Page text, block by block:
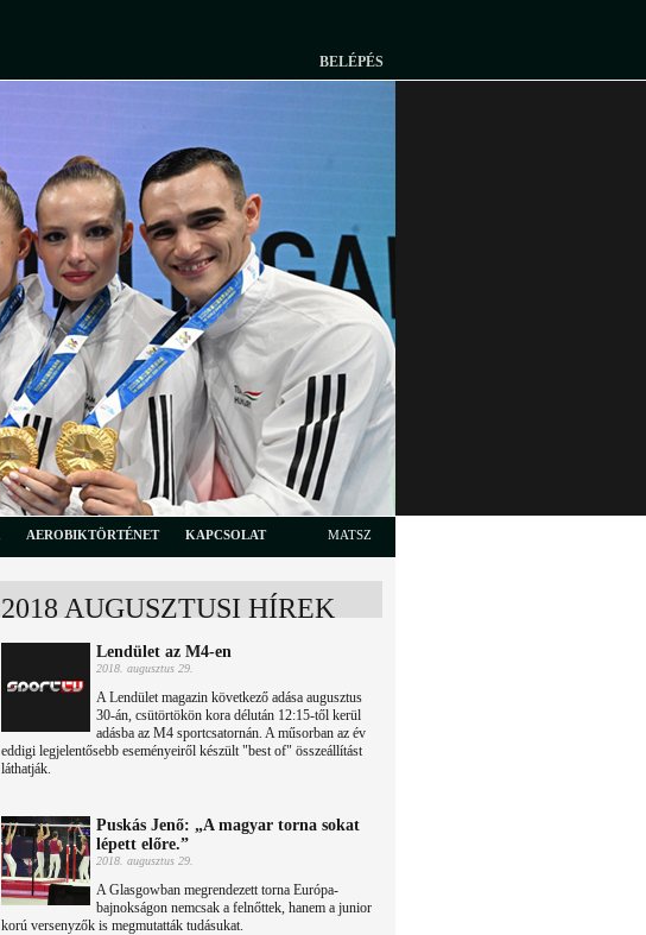
BELÉPÉS
AEROBIKTÖRTÉNET KAPCSOLAT MATSZ
2018 AUGUSZTUSI HÍREK
Lendület az M4-en
2018. augusztus 29.
A Lendület magazin következő adása augusztus
30-án, csütörtökön kora délután 12:15-től kerül
adásba az M4 sportcsatornán. A műsorban az év
eddigi legjelentősebb eseményeiről készült "best of" összeállítást
láthatják.
Puskás Jenő: „A magyar torna sokat
lépett előre.”
2018. augusztus 29.
A Glasgowban megrendezett torna Európa-
bajnokságon nemcsak a felnőttek, hanem a junior
korú versenyzők is megmutatták tudásukat.